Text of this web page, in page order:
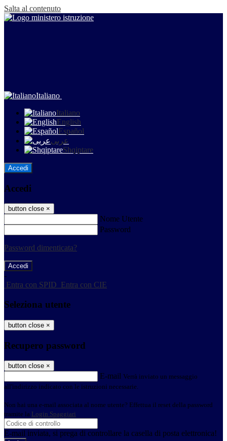
Salta al contenuto
Italiano
Italiano
English
Español
عربى
Shqiptare
Accedi
Accedi
button close ×
Nome Utente
Password
Password dimenticata?
-
Entra con SPID Entra con CIE
Seleziona utente
button close ×
Recupero password
button close ×
E-mail Verrà inviato un messaggio
all'indirizzo indicato con le istruzioni necessarie.
Non hai una e-mail associata al nome utente? Effettua il reset della password
tramite la Login Spaggiari
E-mail inviata, si prega di controllare la casella di posta elettronica!